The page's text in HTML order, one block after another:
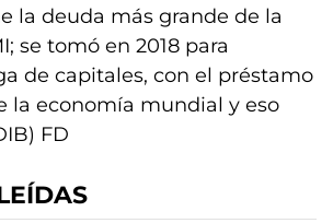
la deuda más grande de la
se tomó en 2018 para
de capitales, con el préstamo
la economía mundial y eso
FD